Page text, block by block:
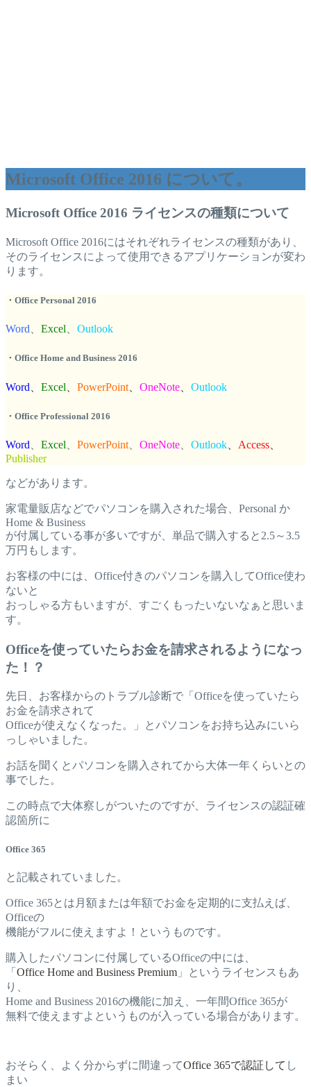
Microsoft Office 2016 について。
Microsoft Office 2016 ライセンスの種類について
Microsoft Office 2016にはそれぞれライセンスの種類があり、
そのライセンスによって使用できるアプリケーションが変わ
ります。
・Office Personal 2016
Word Excel Outlook
・Office Home and Business 2016
Word Excel PowerPoint OneNote Outlook
・Office Professional 2016
Word Excel PowerPoint OneNote Outlook Access
Publisher
などがあります。
家電量販店などでパソコンを購入された場合、Personal か
Home & Business
が付属している事が多いですが、単品で購入すると2.5～3.5
万円もします。
お客様の中には、Office付きのパソコンを購入してOffice使わ
ないと
おっしゃる方もいますが、すごくもったいないなぁと思いま
す。
Officeを使っていたらお金を請求されるようになっ
た！？
先日、お客様からのトラブル診断で「Officeを使っていたら
お金を請求されて
Officeが使えなくなった。」とパソコンをお持ち込みにいら
っしゃいました。
お話を聞くとパソコンを購入されてから大体一年くらいとの
事でした。
この時点で大体察しがついたのですが、ライセンスの認証確
認箇所に
Office 365
と記載されていました。
Office 365とは月額または年額でお金を定期的に支払えば、
Officeの
機能がフルに使えますよ！というものです。
購入したパソコンに付属しているOfficeの中には、
「 Office Home and Business Premium 」というライセンスもあ
り、
Home and Business 2016の機能に加え、一年間Office 365が
無料で使えますよというものが入っている場合があります。
おそらく、よく分からずに間違ってOffice 365で認証して し
まい